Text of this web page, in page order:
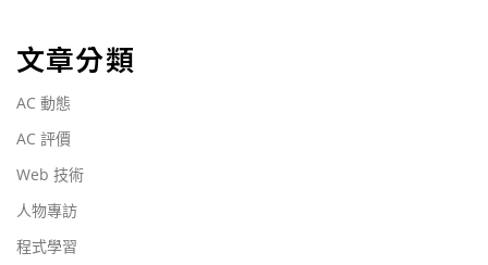
文章分類
AC 動態
AC 評價
Web 技術
人物專訪
程式學習